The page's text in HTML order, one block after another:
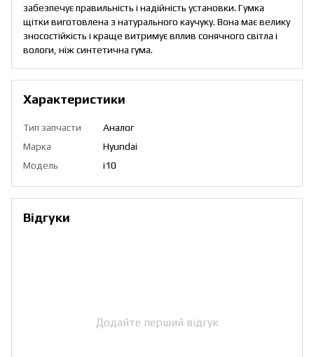
забезпечує правильність і надійність установки. Гумка
щітки виготовлена з натурального каучуку. Вона має велику
зносостійкість і краще витримує вплив сонячного світла і
вологи, ніж синтетична гума.
Характеристики
Тип запчасти
Аналог
Марка
Hyundai
Модель
i10
Відгуки
Додайте перший відгук